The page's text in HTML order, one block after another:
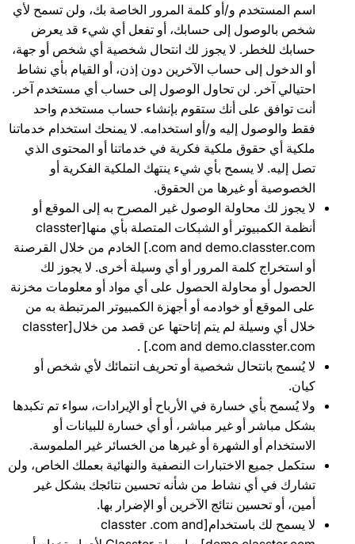
اسم المستخدم و/أو كلمة المرور الخاصة بك، ولن تسمح لأي
شخص بالوصول إلى حسابك، أو تفعل أي شيء قد يعرض
حسابك للخطر. لا يجوز لك انتحال شخصية أي شخص أو جهة،
أو الدخول إلى حساب الآخرين دون إذن، أو القيام بأي نشاط
احتيالي آخر. لن تحاول الوصول إلى حساب أي مستخدم آخر.
أنت توافق على أنك ستقوم بإنشاء حساب مستخدم واحد
فقط والوصول إليه و/أو استخدامه. لا يمنحك استخدام خدماتنا
ملكية أي حقوق ملكية فكرية في خدماتنا أو المحتوى الذي
تصل إليه. لا يسمح بأي شيء ينتهك الملكية الفكرية أو
الخصوصية أو غيرها من الحقوق.
لا يجوز لك محاولة الوصول غير المصرح به إلى الموقع أو
أنظمة الكمبيوتر أو الشبكات المتصلة بأي منها[classter
.com and demo.classter.com] الخادم من خلال القرصنة
أو استخراج كلمة المرور أو أي وسيلة أخرى. لا يجوز لك
الحصول أو محاولة الحصول على أي مواد أو معلومات مخزنة
على الموقع أو خوادمه أو أجهزة الكمبيوتر المرتبطة به من
خلال أي وسيلة لم يتم إتاحتها عن قصد من خلال[classter
.com and demo.classter.com] .
لا يُسمح بانتحال شخصية أو تحريف انتمائك لأي شخص أو
كيان.
ولا يُسمح بأي خسارة في الأرباح أو الإيرادات، سواء تم تكبدها
بشكل مباشر أو غير مباشر، أو أي خسارة للبيانات أو
الاستخدام أو الشهرة أو غيرها من الخسائر غير الملموسة.
ستكمل جميع الاختبارات النصفية والنهائية بعملك الخاص، ولن
تشارك في أي نشاط من شأنه تحسين نتائجك بشكل غير
أمين، أو تحسين نتائج الآخرين أو الإضرار بها.
لا يسمح لك باستخدام[classter .com and